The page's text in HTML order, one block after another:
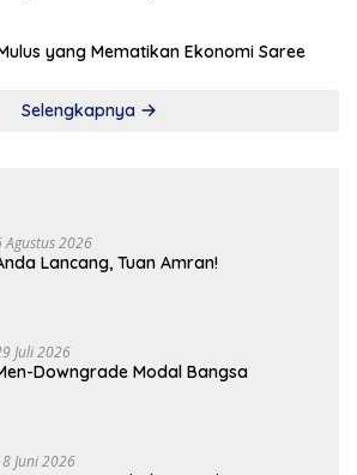
yang Mematikan Ekonomi Saree
Selengkapnya
Agustus 2026
Lancang, Tuan Amran!
Juli 2026
Downgrade Modal Bangsa
Juni 2026